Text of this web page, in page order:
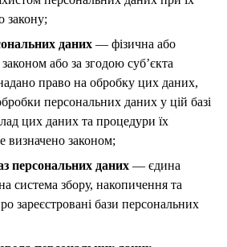
закону;
даних — фізична або
або за згодою суб’єкта
право на обробку цих даних,
персональних даних у цій базі
цих даних та процедури їх
визначено законом;
персональних даних — єдина
система збору, накопичення та
зареєстровані бази персональних